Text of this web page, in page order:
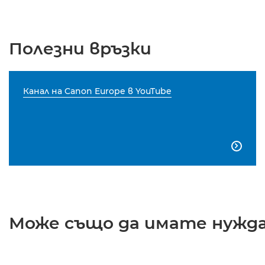
Полезни връзки
Канал на Canon Europe в YouTube

Може също да имате